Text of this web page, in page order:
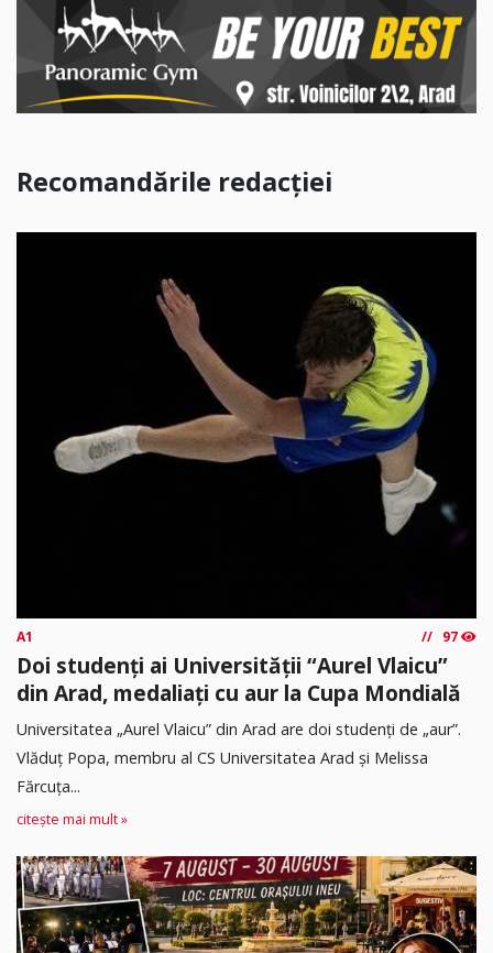
Recomandările redacției
A1 97
Doi studenți ai Universității “Aurel Vlaicu”
din Arad, medaliați cu aur la Cupa Mondială
Universitatea „Aurel Vlaicu” din Arad are doi studenți de „aur”.
Vlăduț Popa, membru al CS Universitatea Arad și Melissa
Fărcuța...
citește mai mult »